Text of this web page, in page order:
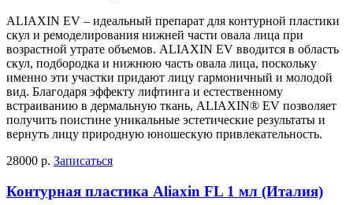
ALIAXIN EV – идеальный препарат для контурной пластики
скул и ремоделирования нижней части овала лица при
возрастной утрате объемов. ALIAXIN EV вводится в область
скул, подбородка и нижнюю часть овала лица, поскольку
именно эти участки придают лицу гармоничный и молодой
вид. Благодаря эффекту лифтинга и естественному
встраиванию в дермальную ткань, ALIAXIN® EV позволяет
получить поистине уникальные эстетические результаты и
вернуть лицу природную юношескую привлекательность.
28000 р. Записаться
Контурная пластика Aliaxin FL 1 мл (Италия)